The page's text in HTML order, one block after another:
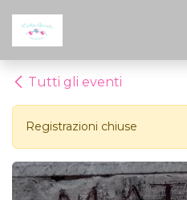
Tutti gli eventi
Registrazioni chiuse